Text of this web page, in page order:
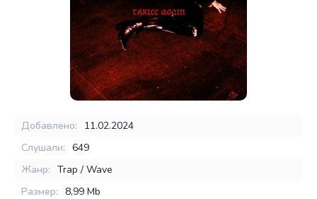
Добавлено:
11.02.2024
Слушали: 649
Жанр: Trap / Wave
Размер: 8,99 Mb